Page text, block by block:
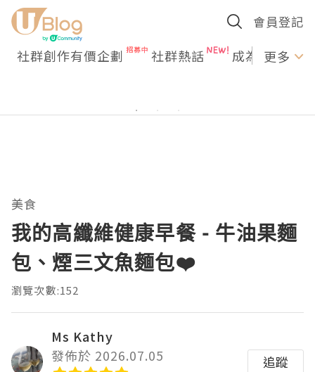
會員登記
社群創作有價企劃 社群熱話 成為U更多
美食
我的高纖維健康早餐 - 牛油果麵
包、煙三文魚麵包❤️
瀏覽次數:152
Ms Kathy
發佈於 2026.07.05
追蹤